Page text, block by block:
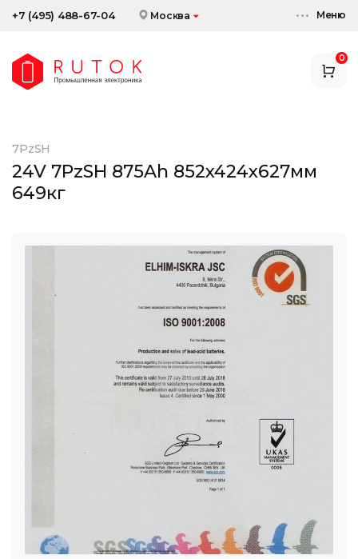
+7 (495) 488-67-04 Москва Меню
0
АККУМУЛЯТОРЫ
СКИДКИ И АКЦИИ
7PzSH
24V 7PzSH 875Ah 852x424x627мм
649кг